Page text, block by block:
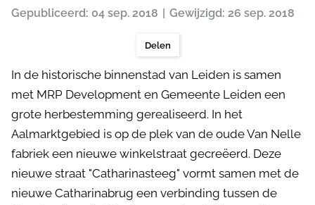
Gepubliceerd: 04 sep. 2018 Gewijzigd: 26 sep. 2018
Delen
In de historische binnenstad van Leiden is samen
met MRP Development en Gemeente Leiden een
grote herbestemming gerealiseerd. In het
Aalmarktgebied is op de plek van de oude Van Nelle
fabriek een nieuwe winkelstraat gecreëerd. Deze
nieuwe straat "Catharinasteeg" vormt samen met de
nieuwe Catharinabrug een verbinding tussen de